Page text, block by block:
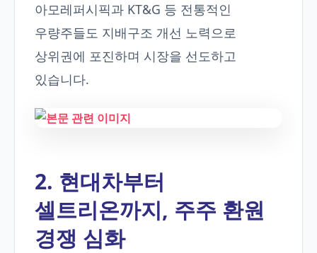
아모레퍼시픽과 KT&G 등 전통적인
우량주들도 지배구조 개선 노력으로
상위권에 포진하며 시장을 선도하고
있습니다.
2. 현대차부터
셀트리온까지, 주주 환원
경쟁 심화